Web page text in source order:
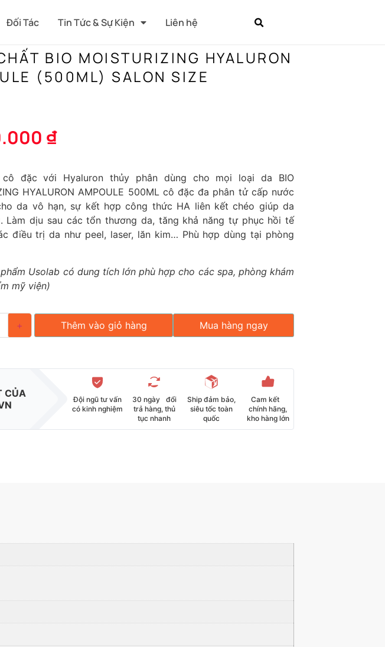
Đối Tác Tin Tức & Sự Kiện Liên hệ
BIO MOISTURIZING HYALURON
(500ML) SALON SIZE
₫
đặc với Hyaluron thủy phân dùng cho mọi loại da BIO
HYALURON AMPOULE 500ML cô đặc đa phân tử cấp nước
da vô hạn, sự kết hợp công thức HA liên kết chéo giúp da
Làm dịu sau các tổn thương da, tăng khả năng tự phục hồi tế
điều trị da như peel, laser, lăn kim… Phù hợp dùng tại phòng
Usolab có dung tích lớn phù hợp cho các spa, phòng khám
mỹ viện)
+ Thêm vào giỏ hàng Mua hàng ngay
CỦA
Đội ngũ tư vấn
có kinh nghiệm
30 ngày đổi
trả hàng, thủ
tục nhanh
Ship đảm bảo,
siêu tốc toàn
quốc
Cam kết
chính hãng,
kho hàng lớn